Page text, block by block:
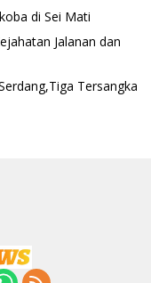
di Sei Mati
Jalanan dan
Tersangka